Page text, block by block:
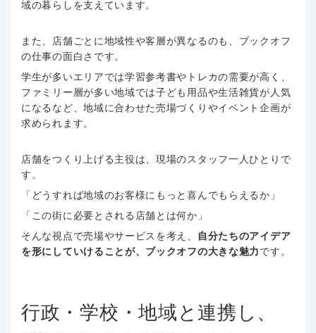
域の暮らしを支えています。
また、店舗ごとに地域性や客層が異なるのも、ブックオフ
の仕事の面白さです。
学生が多いエリアでは学習参考書やトレカの需要が高く、
ファミリー層が多い地域では子ども用品や生活雑貨が人気
になるなど、地域に合わせた売場づくりやイベント企画が
求められます。
店舗をつくり上げる主役は、現場のスタッフ一人ひとりで
す。
「どうすれば地域のお客様にもっと喜んでもらえるか」
「この街に必要とされる店舗とは何か」
そんな視点で売場やサービスを考え、
自分たちのアイデア
を形にしていけることが、ブックオフの大きな魅力 です。
行政・学校・地域と連携し、